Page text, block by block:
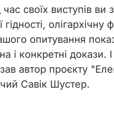
своїх виступів ви
олігархічну
опитування
і конкретні докази.
автор проєкту
Савік Шустер.